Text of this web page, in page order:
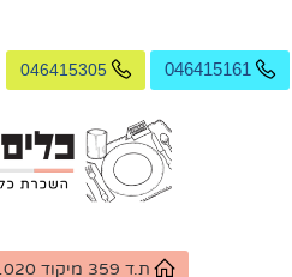
046415161
046415305
ת.ד 359 מיקוד 231020 מפעלי העמק (מגדל העמק)